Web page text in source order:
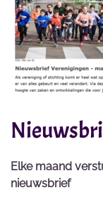
Elke maand
nieuwsbrief